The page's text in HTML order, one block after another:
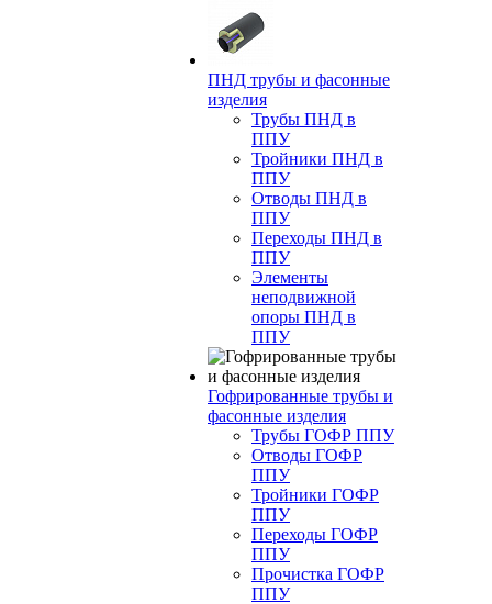
ПНД трубы и фасонные
изделия
Трубы ПНД в
ППУ
Тройники ПНД в
ППУ
Отводы ПНД в
ППУ
Переходы ПНД в
ППУ
Элементы
неподвижной
опоры ПНД в
ППУ
Гофрированные трубы и
фасонные изделия
Трубы ГОФР ППУ
Отводы ГОФР
ППУ
Тройники ГОФР
ППУ
Переходы ГОФР
ППУ
Прочистка ГОФР
ППУ